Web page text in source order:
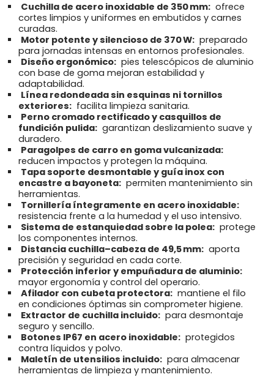
Cuchilla de acero inoxidable de 350 mm: ofrece
cortes limpios y uniformes en embutidos y carnes
curadas.
Motor potente y silencioso de 370 W: preparado
para jornadas intensas en entornos profesionales.
Diseño ergonómico: pies telescópicos de aluminio
con base de goma mejoran estabilidad y
adaptabilidad.
Línea redondeada sin esquinas ni tornillos
exteriores: facilita limpieza sanitaria.
Perno cromado rectificado y casquillos de
fundición pulida: garantizan deslizamiento suave y
duradero.
Paragolpes de carro en goma vulcanizada:
reducen impactos y protegen la máquina.
Tapa soporte desmontable y guía inox con
encastre a bayoneta: permiten mantenimiento sin
herramientas.
Tornillería íntegramente en acero inoxidable:
resistencia frente a la humedad y el uso intensivo.
Sistema de estanquiedad sobre la polea: protege
los componentes internos.
Distancia cuchilla–cabeza de 49,5 mm: aporta
precisión y seguridad en cada corte.
Protección inferior y empuñadura de aluminio:
mayor ergonomía y control del operario.
Afilador con cubeta protectora: mantiene el filo
en condiciones óptimas sin comprometer higiene.
Extractor de cuchilla incluido: para desmontaje
seguro y sencillo.
Botones IP67 en acero inoxidable: protegidos
contra líquidos y polvo.
Maletín de utensilios incluido: para almacenar
herramientas de limpieza y mantenimiento.